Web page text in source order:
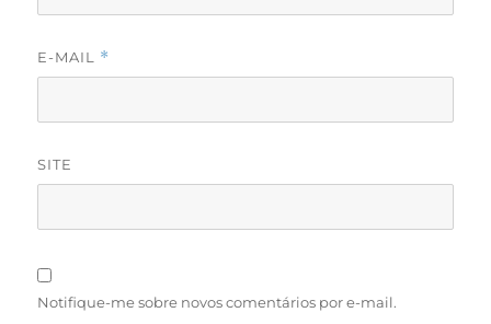
E-MAIL *
SITE
Notifique-me sobre novos comentários por e-mail.